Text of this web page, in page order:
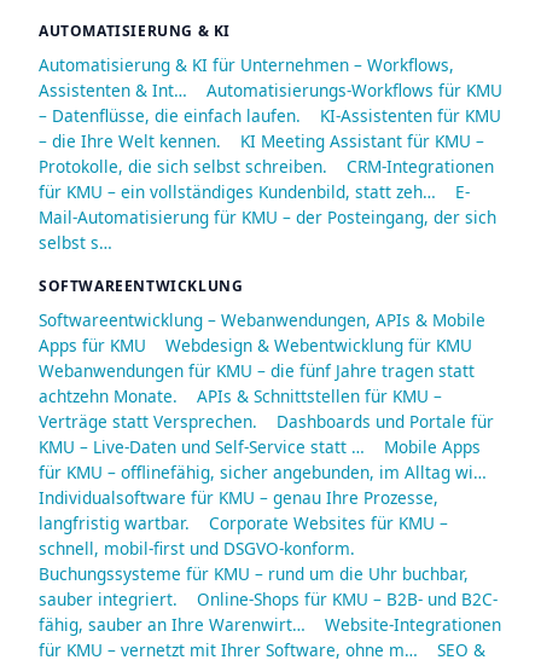
AUTOMATISIERUNG & KI
Automatisierung & KI für Unternehmen – Workflows,
Assistenten & Int…
Automatisierungs-Workflows für KMU
– Datenflüsse, die einfach laufen.
KI-Assistenten für KMU
– die Ihre Welt kennen.
KI Meeting Assistant für KMU –
Protokolle, die sich selbst schreiben.
CRM-Integrationen
für KMU – ein vollständiges Kundenbild, statt zeh…
E-
Mail-Automatisierung für KMU – der Posteingang, der sich
selbst s…
SOFTWAREENTWICKLUNG
Softwareentwicklung – Webanwendungen, APIs & Mobile
Apps für KMU
Webdesign & Webentwicklung für KMU
Webanwendungen für KMU – die fünf Jahre tragen statt
achtzehn Monate.
APIs & Schnittstellen für KMU –
Verträge statt Versprechen.
Dashboards und Portale für
KMU – Live-Daten und Self-Service statt …
Mobile Apps
für KMU – offlinefähig, sicher angebunden, im Alltag wi…
Individualsoftware für KMU – genau Ihre Prozesse,
langfristig wartbar.
Corporate Websites für KMU –
schnell, mobil-first und DSGVO-konform.
Buchungssysteme für KMU – rund um die Uhr buchbar,
sauber integriert.
Online-Shops für KMU – B2B- und B2C-
fähig, sauber an Ihre Warenwirt…
Website-Integrationen
für KMU – vernetzt mit Ihrer Software, ohne m…
SEO &